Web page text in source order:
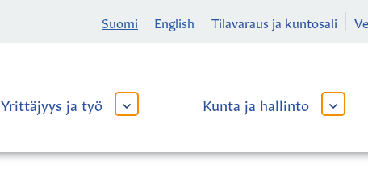
Suomi English Tilavaraus ja kuntosali
Yrittäjyys ja työ
AVAA
ALAVALIKKO
Kunta ja hallinto
AVAA